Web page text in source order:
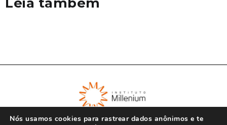
Nós usamos cookies para rastrear dados anônimos e te